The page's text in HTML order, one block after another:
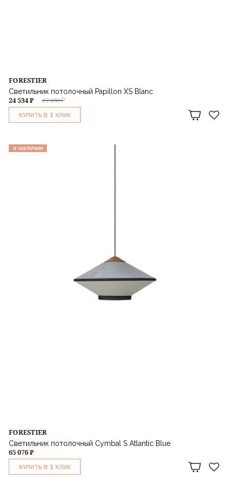
FORESTIER
Светильник потолочный Papillon XS Blanc
27 260 ₽
24 534 ₽
КУПИТЬ В 1 КЛИК
в наличии
FORESTIER
Светильник потолочный Cymbal S Atlantic Blue
65 076 ₽
КУПИТЬ В 1 КЛИК